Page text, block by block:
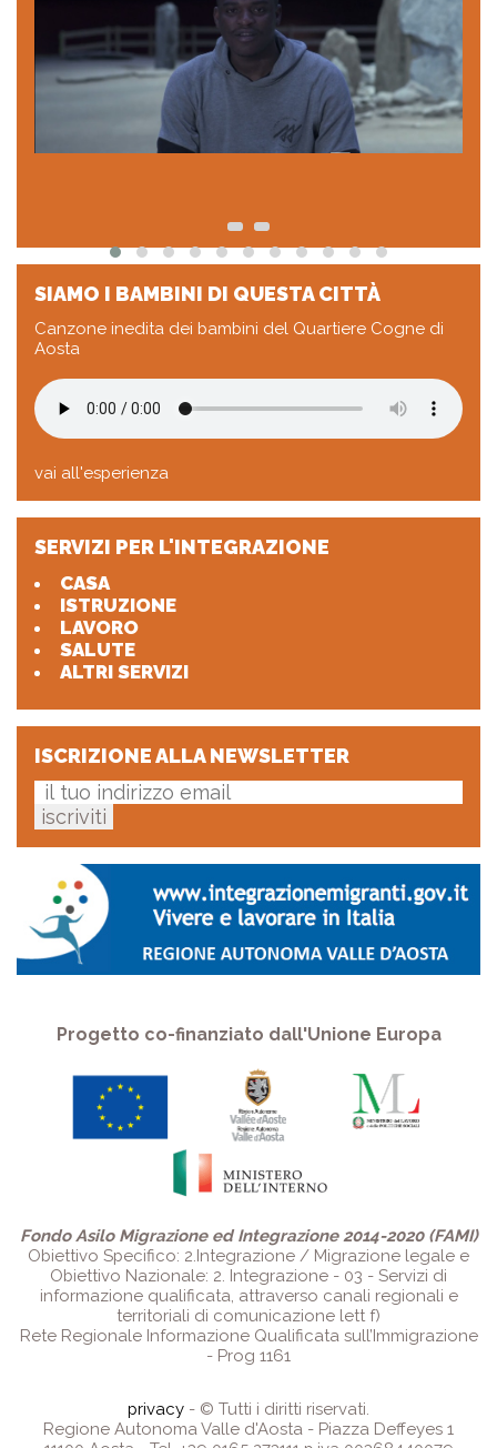
SIAMO I BAMBINI DI QUESTA CITTÀ
Canzone inedita dei bambini del Quartiere Cogne di
Aosta
vai all'esperienza
SERVIZI PER L'INTEGRAZIONE
CASA
ISTRUZIONE
LAVORO
SALUTE
ALTRI SERVIZI
ISCRIZIONE ALLA NEWSLETTER
Progetto co-finanziato dall'Unione Europa
Fondo Asilo Migrazione ed Integrazione 2014-2020 (FAMI)
Obiettivo Specifico: 2.Integrazione / Migrazione legale e
Obiettivo Nazionale: 2. Integrazione - 03 - Servizi di
informazione qualificata, attraverso canali regionali e
territoriali di comunicazione lett f)
Rete Regionale Informazione Qualificata sull’Immigrazione
- Prog 1161
privacy - © Tutti i diritti riservati.
Regione Autonoma Valle d'Aosta - Piazza Deffeyes 1